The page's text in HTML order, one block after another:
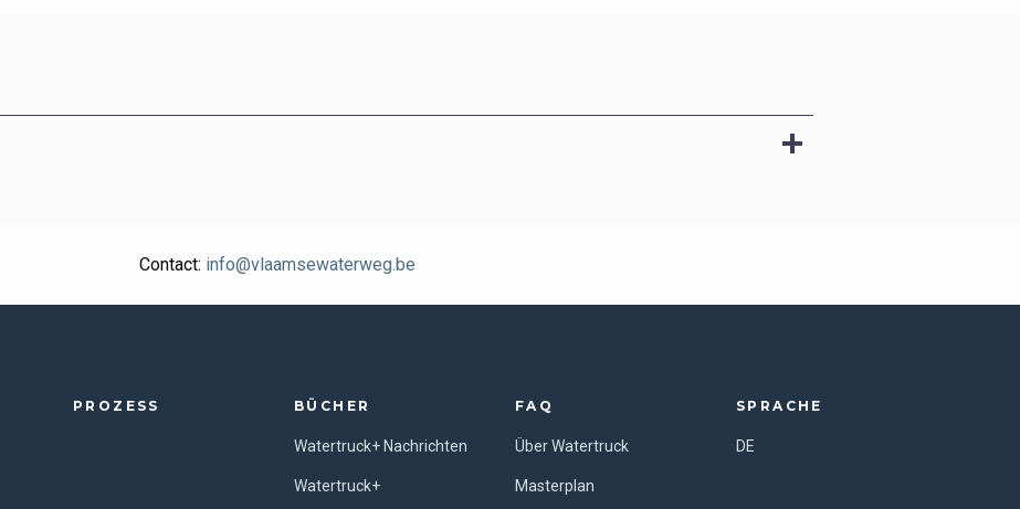
Contact: info@vlaamsewaterweg.be
PROZESS BÜCHER
Watertruck+ Nachrichten
Watertruck+
FAQ
Über Watertruck
Masterplan
SPRACHE
DE